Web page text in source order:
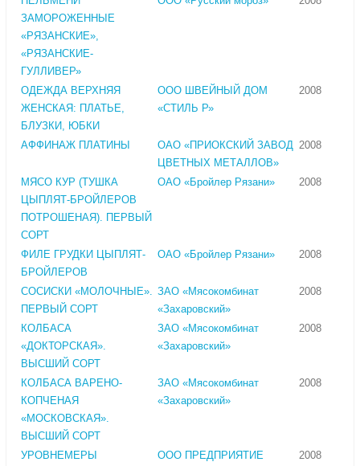
ЗАМОРОЖЕННЫЕ
«РЯЗАНСКИЕ»,
«РЯЗАНСКИЕ-
ГУЛЛИВЕР»
ОДЕЖДА ВЕРХНЯЯ
ЖЕНСКАЯ: ПЛАТЬЕ,
БЛУЗКИ, ЮБКИ
ООО ШВЕЙНЫЙ ДОМ
«СТИЛЬ Р»
2008
АФФИНАЖ ПЛАТИНЫ
ОАО «ПРИОКСКИЙ ЗАВОД
ЦВЕТНЫХ МЕТАЛЛОВ»
2008
МЯСО КУР (ТУШКА
ЦЫПЛЯТ-БРОЙЛЕРОВ
ПОТРОШЕНАЯ). ПЕРВЫЙ
СОРТ
ОАО «Бройлер Рязани» 2008
ФИЛЕ ГРУДКИ ЦЫПЛЯТ-
БРОЙЛЕРОВ
ОАО «Бройлер Рязани» 2008
СОСИСКИ «МОЛОЧНЫЕ».
ПЕРВЫЙ СОРТ
ЗАО «Мясокомбинат
«Захаровский»
2008
КОЛБАСА
«ДОКТОРСКАЯ».
ВЫСШИЙ СОРТ
ЗАО «Мясокомбинат
«Захаровский»
2008
КОЛБАСА ВАРЕНО-
КОПЧЕНАЯ
«МОСКОВСКАЯ».
ВЫСШИЙ СОРТ
ЗАО «Мясокомбинат
«Захаровский»
2008
УРОВНЕМЕРЫ
ООО ПРЕДПРИЯТИЕ
2008